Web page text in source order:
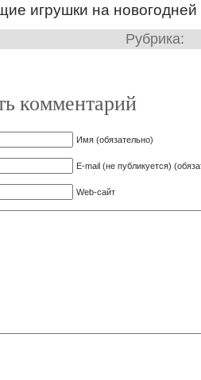
игрушки на новогодней
Рубрика:
комментарий
Имя (обязательно)
E-mail (не публикуется)
Web-сайт